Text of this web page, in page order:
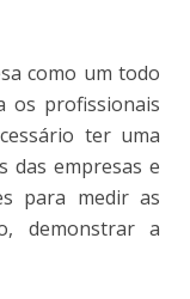
como um todo
os profissionais
ter uma
das empresas e
para medir as
demonstrar a